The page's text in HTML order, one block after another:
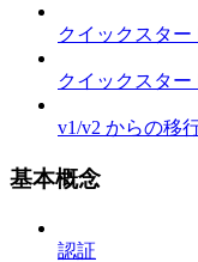
クイックスター
クイックスター
v1/v2 からの移
基本概念
認証